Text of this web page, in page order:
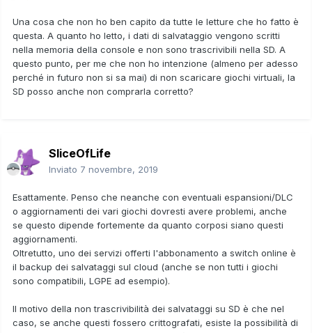
Una cosa che non ho ben capito da tutte le letture che ho fatto è
questa. A quanto ho letto, i dati di salvataggio vengono scritti
nella memoria della console e non sono trascrivibili nella SD. A
questo punto, per me che non ho intenzione (almeno per adesso
perché in futuro non si sa mai) di non scaricare giochi virtuali, la
SD posso anche non comprarla corretto?
SliceOfLife
Inviato 7 novembre, 2019
Esattamente. Penso che neanche con eventuali espansioni/DLC
o aggiornamenti dei vari giochi dovresti avere problemi, anche
se questo dipende fortemente da quanto corposi siano questi
aggiornamenti.
Oltretutto, uno dei servizi offerti l'abbonamento a switch online è
il backup dei salvataggi sul cloud (anche se non tutti i giochi
sono compatibili, LGPE ad esempio).
Il motivo della non trascrivibilità dei salvataggi su SD è che nel
caso, se anche questi fossero crittografati, esiste la possibilità di